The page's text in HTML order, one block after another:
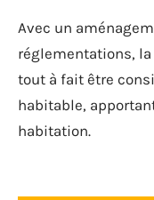
Avec un
réglementations,
tout à fait être
habitable,
habitation.